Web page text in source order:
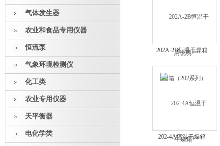
气体发生器
农业和食品专用仪器
恒流泵
气象环境检测仪
化工类
农业专用仪器
天平衡器
电化学类
202A-2B恒温干燥箱
202-4A恒温干燥箱